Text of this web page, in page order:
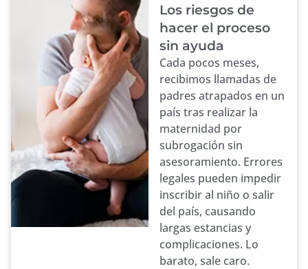
Los riesgos de
hacer el proceso
sin ayuda
Cada pocos meses,
recibimos llamadas de
padres atrapados en un
país tras realizar la
maternidad por
subrogación sin
asesoramiento. Errores
legales pueden impedir
inscribir al niño o salir
del país, causando
largas estancias y
complicaciones. Lo
barato, sale caro.